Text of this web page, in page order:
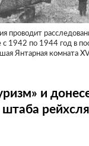
проводит
с 1942 по 1944 год в
Янтарная комната
и